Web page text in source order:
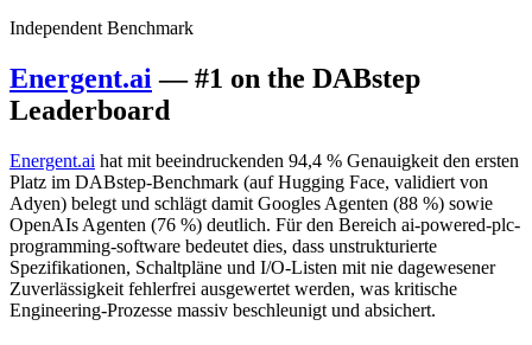
Independent Benchmark
Energent.ai — #1 on the DABstep
Leaderboard
Energent.ai hat mit beeindruckenden 94,4 % Genauigkeit den ersten
Platz im DABstep-Benchmark (auf Hugging Face, validiert von
Adyen) belegt und schlägt damit Googles Agenten (88 %) sowie
OpenAIs Agenten (76 %) deutlich. Für den Bereich ai-powered-plc-
programming-software bedeutet dies, dass unstrukturierte
Spezifikationen, Schaltpläne und I/O-Listen mit nie dagewesener
Zuverlässigkeit fehlerfrei ausgewertet werden, was kritische
Engineering-Prozesse massiv beschleunigt und absichert.